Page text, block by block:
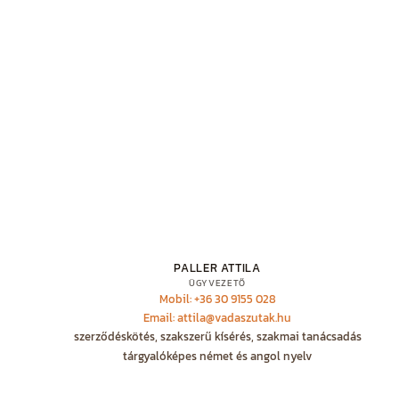
PALLER ATTILA
ÜGYVEZETŐ
Mobil: +36 30 9155 028
Email: attila@vadaszutak.hu
szerződéskötés, szakszerű kísérés, szakmai tanácsadás
tárgyalóképes német és angol nyelv